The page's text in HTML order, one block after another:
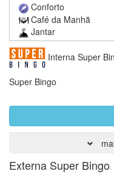
Conforto
Café da Manhã
Jantar
Interna Super
Super Bingo
Externa Super Bingo